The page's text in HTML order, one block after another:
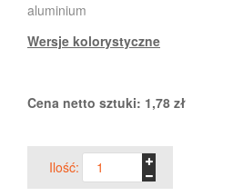
aluminium
Wersje kolorystyczne
Cena netto sztuki: 1,78 zł
Ilość: